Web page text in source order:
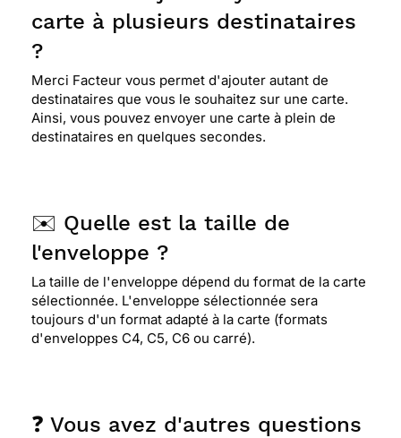
carte à plusieurs destinataires
?
Merci Facteur vous permet d'ajouter autant de
destinataires que vous le souhaitez sur une carte.
Ainsi, vous pouvez envoyer une carte à plein de
destinataires en quelques secondes.
✉️ Quelle est la taille de
l'enveloppe ?
La taille de l'enveloppe dépend du format de la carte
sélectionnée. L'enveloppe sélectionnée sera
toujours d'un format adapté à la carte (formats
d'enveloppes C4, C5, C6 ou carré).
❓ Vous avez d'autres questions